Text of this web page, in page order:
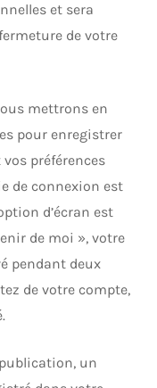
et sera
de votre
mettrons en
pour enregistrer
préférences
de connexion est
d’écran est
de moi », votre
pendant deux
de votre compte,
un